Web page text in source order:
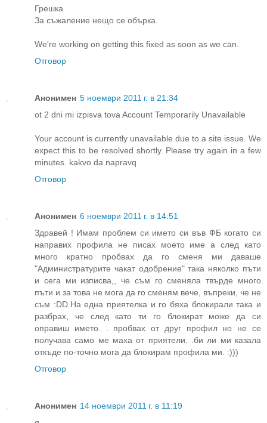
Грешка
За съжаление нещо се обърка.
We're working on getting this fixed as soon as we can.
Отговор
Анонимен 5 ноември 2011 г. в 21:34
ot 2 dni mi izpisva tova Account Temporarily Unavailable
Your account is currently unavailable due to a site issue. We
expect this to be resolved shortly. Please try again in a few
minutes. kakvo da napravq
Отговор
Анонимен 6 ноември 2011 г. в 14:51
Здравей ! Имам проблем си името си във ФБ когато си
направих профила не писах моето име а след като
много кратно пробвах да го сменя ми даваше
"Администратурите чакат одобрение" така няколко пъти
и сега ми изписва,, че съм го сменяла твърде много
пъти и за това не мога да го сменям вече, въпреки, че не
съм :DD.На една приятелка и го бяха блокирали така и
разбрах, че след като ти го блокират може да си
оправиш името. . пробвах от друг профил но не се
получава само ме маха от приятели. .би ли ми казала
откъде по-точно мога да блокирам профила ми. :)))
Отговор
Анонимен 14 ноември 2011 г. в 11:19